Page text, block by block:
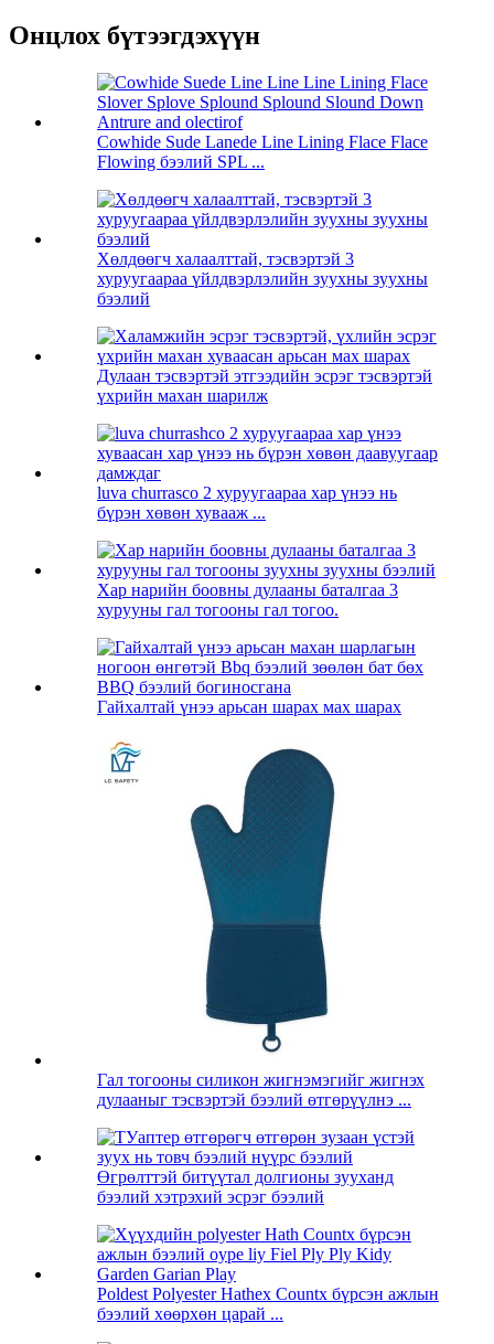
Онцлох бүтээгдэхүүн
Cowhide Sude Lanede Line Lining Flace Flace
Flowing бээлий SPL ...
Хөлдөөгч халаалттай, тэсвэртэй 3
хуруугаараа үйлдвэрлэлийн зуухны зуухны
бээлий
Дулаан тэсвэртэй этгээдийн эсрэг тэсвэртэй
үхрийн махан шарилж
luva churrasco 2 хуруугаараа хар үнээ нь
бүрэн хөвөн хувааж ...
Хар нарийн боовны дулааны баталгаа 3
хурууны гал тогооны гал тогоо.
Гайхалтай үнээ арьсан шарах мах шарах
Гал тогооны силикон жигнэмэгийг жигнэх
дулааныг тэсвэртэй бээлий өтгөрүүлнэ ...
Өгрөлттэй битүүтал долгионы зууханд
бээлий хэтрэхий эсрэг бээлий
Poldest Polyester Hathex Countx бүрсэн ажлын
бээлий хөөрхөн царай ...